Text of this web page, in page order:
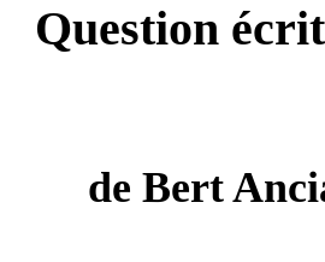
Question
deBert